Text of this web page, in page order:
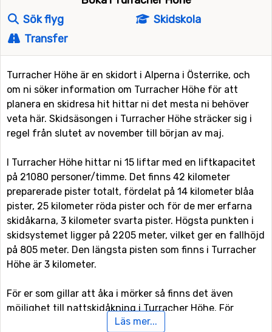
Sök flyg
Skidskola
Transfer
Turracher Höhe är en skidort i Alperna i Österrike, och
om ni söker information om Turracher Höhe för att
planera en skidresa hit hittar ni det mesta ni behöver
veta här. Skidsäsongen i Turracher Höhe sträcker sig i
regel från slutet av november till början av maj.
I Turracher Höhe hittar ni 15 liftar med en liftkapacitet
på 21080 personer/timme. Det finns 42 kilometer
preparerade pister totalt, fördelat på 14 kilometer blåa
pister, 25 kilometer röda pister och för de mer erfarna
skidåkarna, 3 kilometer svarta pister. Högsta punkten i
skidsystemet ligger på 2205 meter, vilket ger en fallhöjd
på 805 meter. Den längsta pisten som finns i Turracher
Höhe är 3 kilometer.
För er som gillar att åka i mörker så finns det även
möjlighet till nattskidåkning i Turracher Höhe. För
snowboardåkare eller de mer äventyrliga skidåkarna
Läs mer...